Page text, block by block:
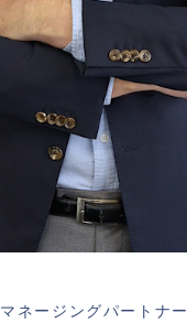
マネージングパートナー